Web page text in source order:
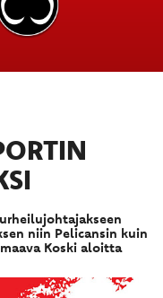
niin Pelicansin kuin
Koski aloitta